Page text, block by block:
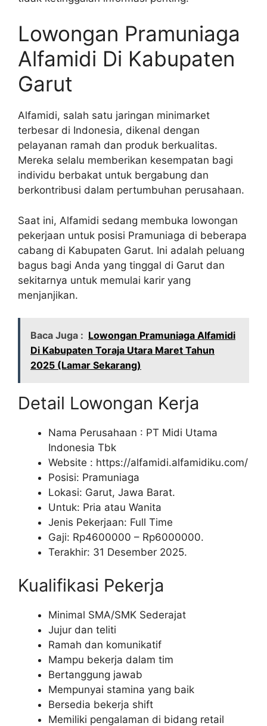
Lowongan Pramuniaga
Alfamidi Di Kabupaten
Garut
Alfamidi, salah satu jaringan minimarket
terbesar di Indonesia, dikenal dengan
pelayanan ramah dan produk berkualitas.
Mereka selalu memberikan kesempatan bagi
individu berbakat untuk bergabung dan
berkontribusi dalam pertumbuhan perusahaan.
Saat ini, Alfamidi sedang membuka lowongan
pekerjaan untuk posisi Pramuniaga di beberapa
cabang di Kabupaten Garut. Ini adalah peluang
bagus bagi Anda yang tinggal di Garut dan
sekitarnya untuk memulai karir yang
menjanjikan.
Baca Juga : Lowongan Pramuniaga Alfamidi
Di Kabupaten Toraja Utara Maret Tahun
2025 (Lamar Sekarang)
Detail Lowongan Kerja
Nama Perusahaan : PT Midi Utama
Indonesia Tbk
Website : https://alfamidi.alfamidiku.com/
Posisi: Pramuniaga
Lokasi: Garut, Jawa Barat.
Untuk: Pria atau Wanita
Jenis Pekerjaan: Full Time
Gaji: Rp4600000 – Rp6000000.
Terakhir: 31 Desember 2025.
Kualifikasi Pekerja
Minimal SMA/SMK Sederajat
Jujur dan teliti
Ramah dan komunikatif
Mampu bekerja dalam tim
Bertanggung jawab
Mempunyai stamina yang baik
Bersedia bekerja shift
Memiliki pengalaman di bidang retail